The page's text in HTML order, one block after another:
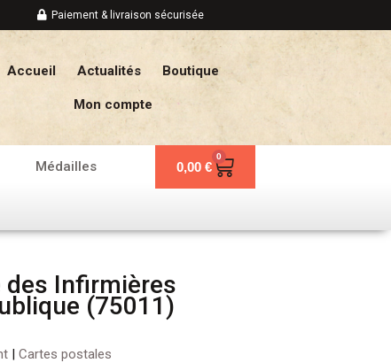
Paiement & livraison sécurisée
Accueil Actualités Boutique
Mon compte
Médailles 0,00 €
0
Panier
des Infirmières
(75011)
| Cartes postales